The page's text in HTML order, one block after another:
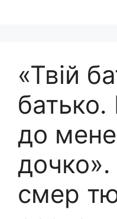
«Твій
до
смер